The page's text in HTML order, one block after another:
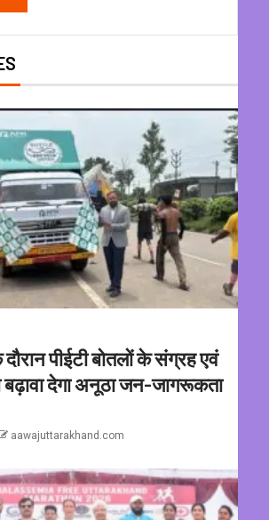
पीईटी बोतलों के संग्रह एवं
बढ़ावा देगा अनूठा जन-जागरूकता
aawajuttarakhand.com